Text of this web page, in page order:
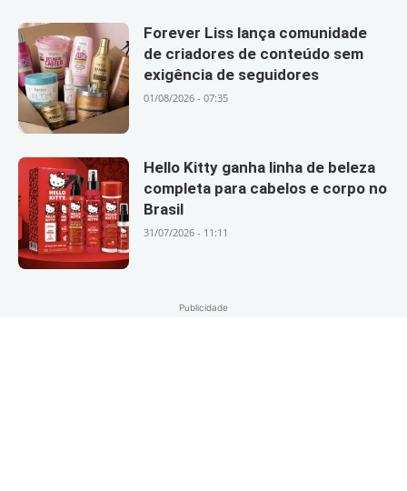
Forever Liss lança comunidade
de criadores de conteúdo sem
exigência de seguidores
01/08/2026 - 07:35
Hello Kitty ganha linha de beleza
completa para cabelos e corpo no
Brasil
31/07/2026 - 11:11
Publicidade